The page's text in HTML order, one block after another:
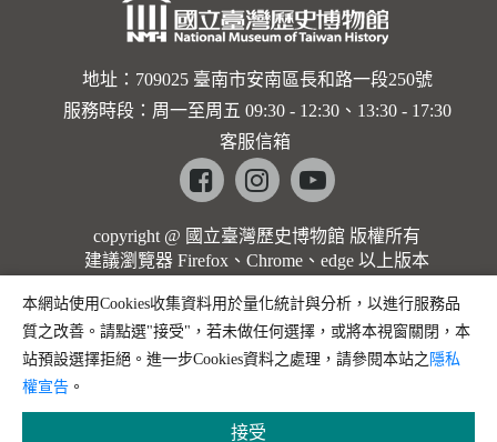
地址：709025 臺南市安南區長和路一段250號
服務時段：周一至周五 09:30 - 12:30、13:30 - 17:30
客服信箱
Facebookinstagramyoutube
copyright @ 國立臺灣歷史博物館 版權所有
建議瀏覽器 Firefox、Chrome、edge 以上版本
本網站使用Cookies收集資料用於量化統計與分析，以進行服務品
質之改善。請點選"接受"，若未做任何選擇，或將本視窗關閉，本
站預設選擇拒絕。進一步Cookies資料之處理，請參閱本站之 隱私
權宣告 。
接受